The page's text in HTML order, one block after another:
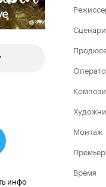
инфо
Монтаж
Время